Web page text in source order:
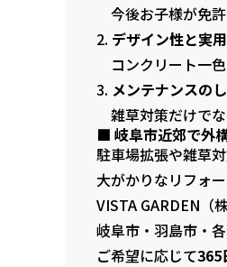
今後お子様が免
デザイン性と実
コンクリート一
メンテナンスの
雑草対策だけでな
■ 岐阜市近郊で外
駐車場拡張や雑草対
大がかりなリフォ
VISTA GARDEN（
岐阜市・羽島市・
ご希望に応じて365